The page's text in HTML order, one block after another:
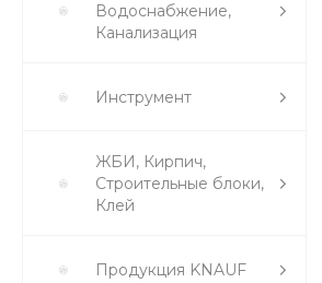
Водоснабжение,
Канализация
Инструмент
ЖБИ, Кирпич,
Строительные блоки,
Клей
Продукция KNAUF